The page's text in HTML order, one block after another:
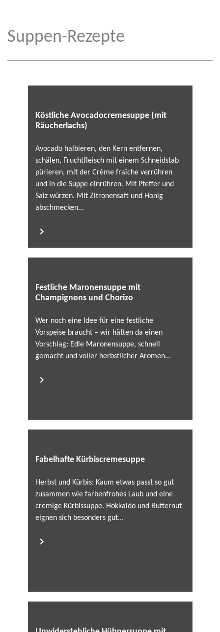
Suppen-Rezepte
Köstliche Avocadocremesuppe (mit
Räucherlachs)
Avocado halbieren, den Kern entfernen,
schälen, Fruchtfleisch mit einem Schneidstab
pürieren, mit der Crème fraîche verrühren
und in die Suppe einrühren. Mit Pfeffer und
Salz würzen. Mit Zitronensaft und Honig
abschmecken...
Festliche Maronensuppe mit
Champignons und Chorizo
Wer noch eine Idee für eine festliche
Vorspeise braucht – wir hätten da einen
Vorschlag: Edle Maronensuppe, schnell
gemacht und voller herbstlicher Aromen...
Fabelhafte Kürbiscremesuppe
Herbst und Kürbis: Kaum etwas passt so gut
zusammen wie farbenfrohes Laub und eine
cremige Kürbissuppe. Hokkaido und Butternut
eignen sich besonders gut...